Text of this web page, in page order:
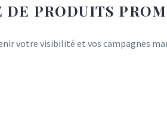
DE PRODUITS
votre visibilité et vos campagnes